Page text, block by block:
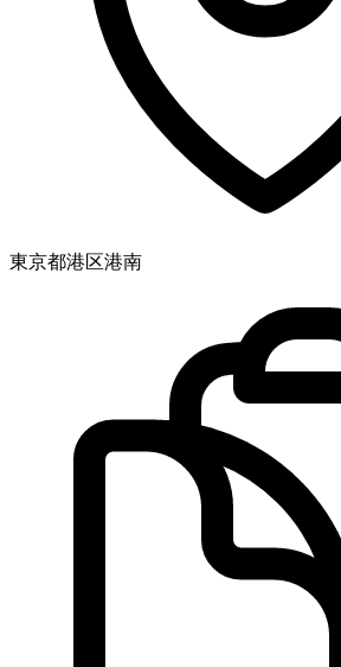
東京都港区港南